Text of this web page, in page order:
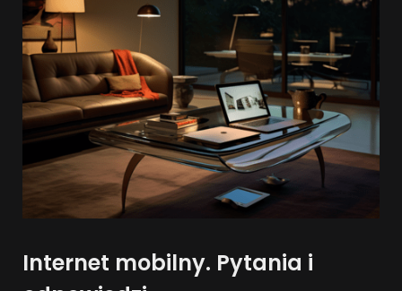
Internet mobilny. Pytania i